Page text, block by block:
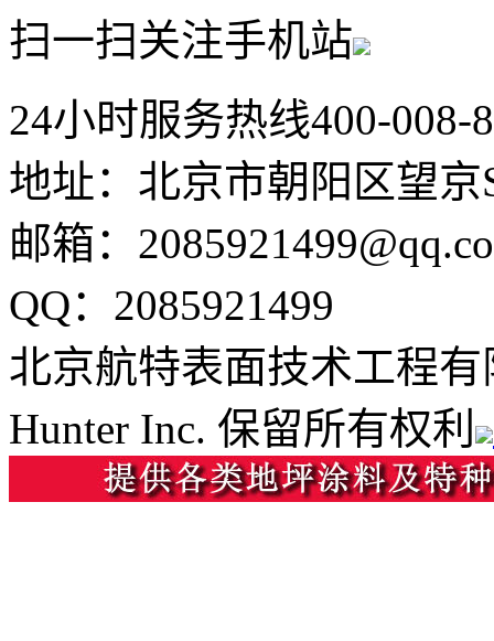
扫一扫关注手机站
24小时服务热线400-008-
地址：北京市朝阳区望京
邮箱：
QQ：2085921499
北京航特表面技术工程
Hunter Inc. 保留所有权利